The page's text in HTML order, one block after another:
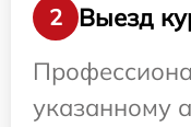
2
Выезд
указанному